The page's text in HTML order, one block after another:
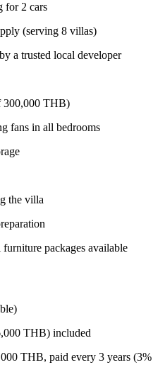
for 2 cars
(serving 8 villas)
a trusted local developer
300,000 THB)
fans in all bedrooms
the villa
packages available
THB) included
THB, paid every 3 years (3%